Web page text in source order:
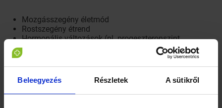
Beleegyezés Részletek A sütikről
Mozgásszegény életmód
Rostszegény étrend
Hormonális változások (pl. progeszteronszint
megemelkedése, pajzsmirigy-alulműködés)
Nem megfelelő folyadékbevitel
Gyomorsavtúltengés